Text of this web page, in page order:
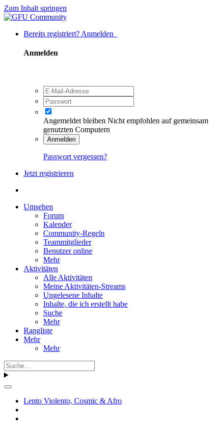
Zum Inhalt springen
Bereits registriert? Anmelden
Anmelden
Angemeldet bleiben Nicht empfohlen auf gemeinsam
genutzten Computern
Anmelden
Passwort vergessen?
Jetzt registrieren
Umsehen
Forum
Kalender
Community-Regeln
Teammitglieder
Benutzer online
Mehr
Aktivitäten
Alle Aktivitäten
Meine Aktivitäten-Streams
Ungelesene Inhalte
Inhalte, die ich erstellt habe
Suche
Mehr
Rangliste
Mehr
Mehr
Lento Violento, Cosmic & Afro